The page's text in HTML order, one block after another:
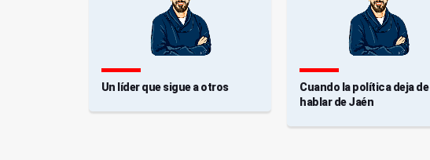
Un líder que sigue a otros
Cuando la política deja de
hablar de Jaén